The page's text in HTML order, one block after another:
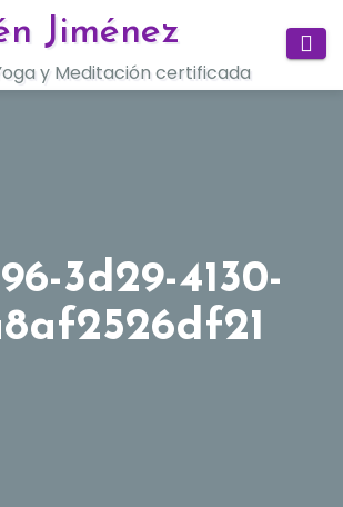
Jiménez
y Meditación certificada
3d29-4130-